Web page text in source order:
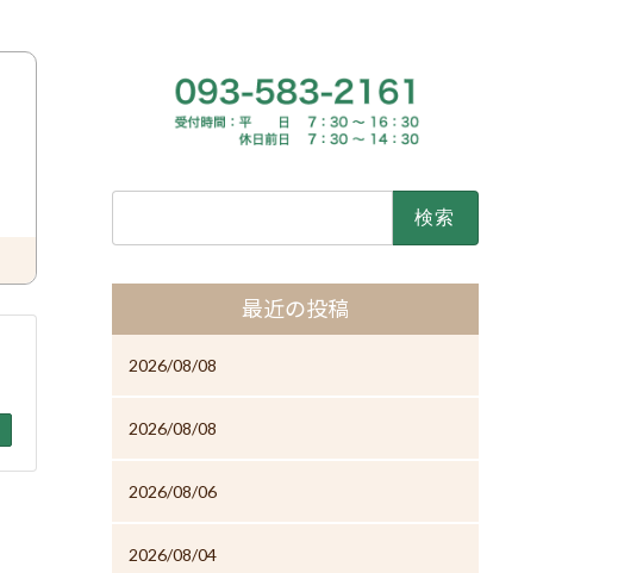
最近の投稿
2026/08/08
2026/08/08
2026/08/06
2026/08/04